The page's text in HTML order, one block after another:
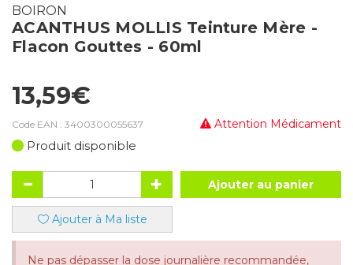
BOIRON
ACANTHUS MOLLIS Teinture Mère -
Flacon Gouttes - 60ml
13,59€
Attention Médicament
Code EAN : 3400300055637
Produit disponible
Ajouter au panier
Ajouter à Ma liste
Ne pas dépasser la dose journalière recommandée,